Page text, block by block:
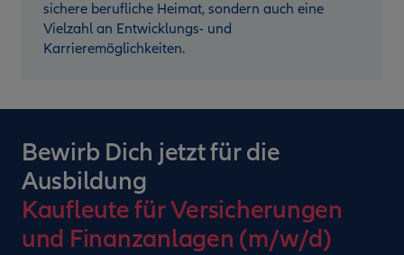
sichere berufliche Heimat, sondern auch eine
Vielzahl an Entwicklungs- und
Karrieremöglichkeiten.
Bewirb Dich jetzt für die
Ausbildung
Kaufleute für Versicherungen
und Finanzanlagen (m/w/d)